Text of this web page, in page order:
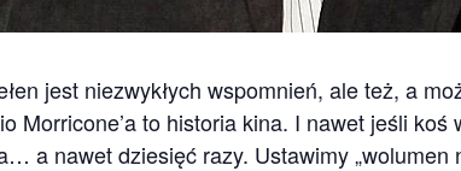
jest niezwykłych wspomnień, ale też, a
Morricone’a to historia kina. I nawet jeśli koś
a nawet dziesięć razy. Ustawimy „wolumen